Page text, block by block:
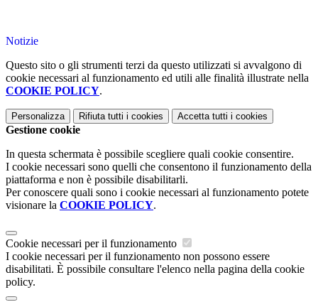
Notizie
Questo sito o gli strumenti terzi da questo utilizzati si avvalgono di
cookie necessari al funzionamento ed utili alle finalità illustrate nella
COOKIE POLICY.
Personalizza Rifiuta tutti i cookies Accetta tutti i cookies
Gestione cookie
In questa schermata è possibile scegliere quali cookie consentire.
I cookie necessari sono quelli che consentono il funzionamento della
piattaforma e non è possibile disabilitarli.
Per conoscere quali sono i cookie necessari al funzionamento potete
visionare la COOKIE POLICY.
Cookie necessari per il funzionamento
I cookie necessari per il funzionamento non possono essere
disabilitati. È possibile consultare l'elenco nella pagina della cookie
policy.